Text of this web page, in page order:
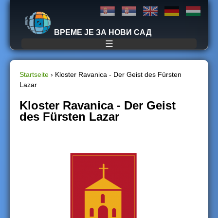
Jump to navigation
ВРЕМЕ ЈЕ ЗА НОВИ САД
☰
S
i
Startseite › Kloster Ravanica - Der Geist des Fürsten
Lazar
Kloster Ravanica - Der Geist
des Fürsten Lazar